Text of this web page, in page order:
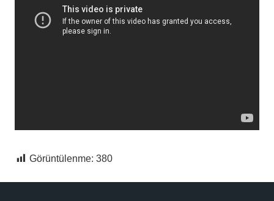
Görüntülenme: 380